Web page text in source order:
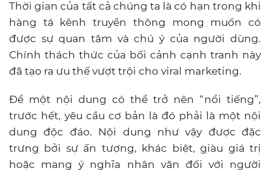
Thời gian của tất cả chúng ta là có hạn trong khi
hàng tá kênh truyền thông mong muốn có
được sự quan tâm và chú ý của người dùng.
Chính thách thức của bối cảnh cạnh tranh này
đã tạo ra ưu thế vượt trội cho viral marketing.
Để một nội dung có thể trở nên “nổi tiếng”,
trước hết, yêu cầu cơ bản là đó phải là một nội
dung độc đáo. Nội dung như vậy được đặc
trưng bởi sự ấn tượng, khác biệt, giàu giá trị
hoặc mang ý nghĩa nhân văn đối với người